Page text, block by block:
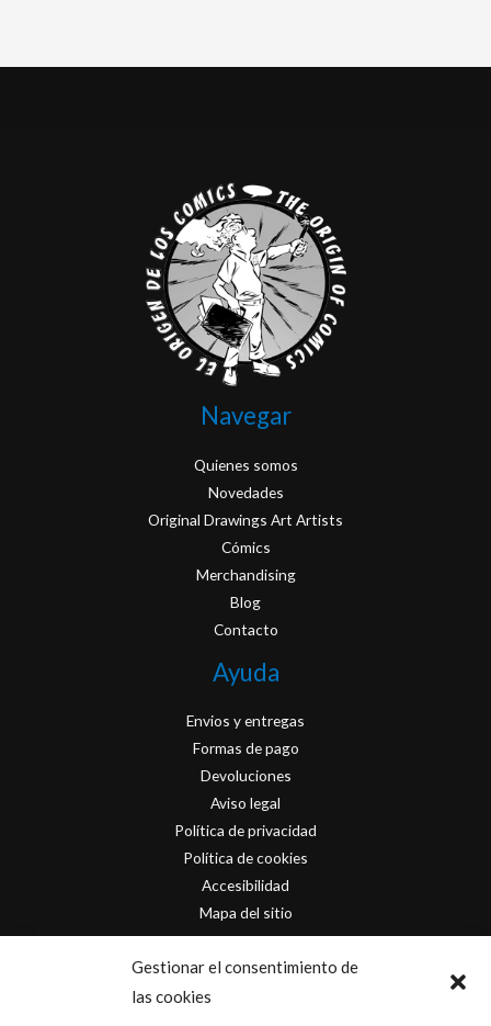
Gestionar el consentimiento de
las cookies
Navegar
Quienes somos
Novedades
Original Drawings Art Artists
Cómics
Merchandising
Blog
Contacto
Ayuda
Envios y entregas
Formas de pago
Devoluciones
Aviso legal
Política de privacidad
Política de cookies
Accesibilidad
Mapa del sitio
Contacto
info@originofcomics.com